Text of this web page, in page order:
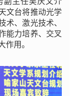
文台将推动光学
术、激光技术、
能力培养、交叉
作用。